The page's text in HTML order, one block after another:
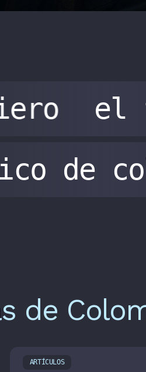
el
de
de
ARTÍCULOS